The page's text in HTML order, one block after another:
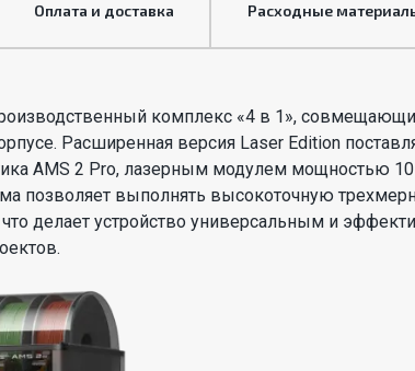
Оплата и доставка Расходные
комплекс «4 в 1»,
Расширенная версия Laser Edition
AMS 2 Pro, лазерным модулем мощностью
позволяет выполнять высокоточную
что делает устройство универсальным и